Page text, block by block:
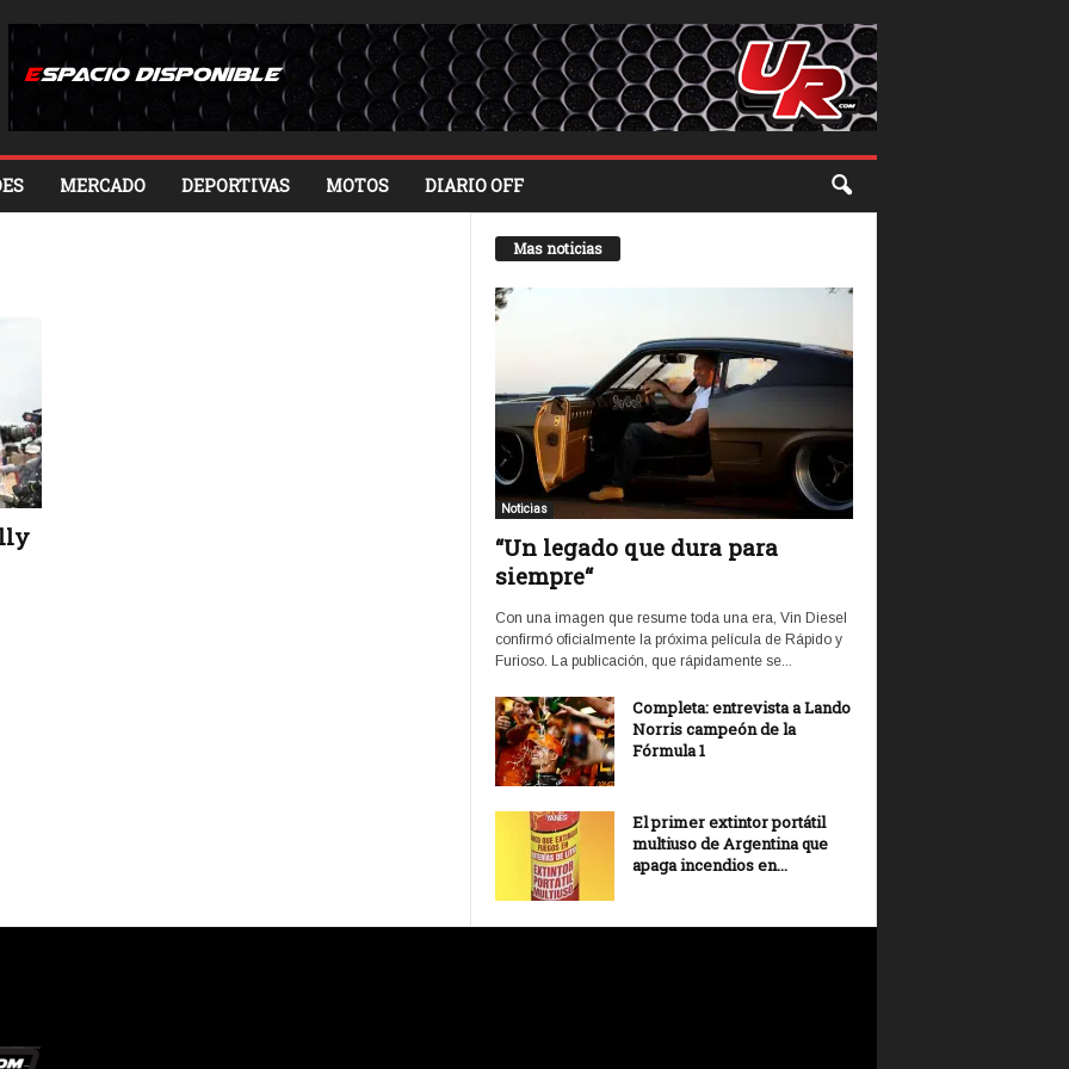
MERCADO DEPORTIVAS MOTOS DIARIO OFF
Mas noticias
Noticias
“Un legado que dura para
siempre“
Con una imagen que resume toda una era, Vin Diesel
confirmó oficialmente la próxima película de Rápido y
Furioso. La publicación, que rápidamente se...
Completa: entrevista a Lando
Norris campeón de la
Fórmula 1
El primer extintor portátil
multiuso de Argentina que
apaga incendios en...